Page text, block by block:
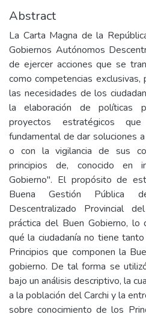
Abstract
La Carta Magna de la
Gobiernos Autónomos
de ejercer acciones que se
como competencias
las necesidades de los
la elaboración de políticas
proyectos estratégicos
fundamental de dar soluciones
o con la vigilancia de sus
principios de, conocido en
Gobierno". El propósito de
Buena Gestión Pública
Descentralizado Provincial
práctica del Buen Gobierno,
qué la ciudadanía no tiene
Principios que componen la
gobierno. De tal forma se
bajo un análisis descriptivo, la
a la población del Carchi y la
sobre conocimiento de los